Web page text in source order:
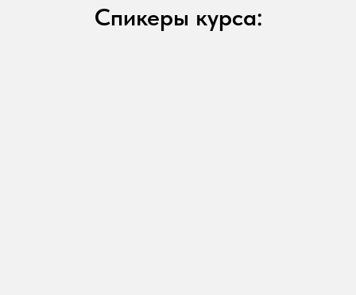
Спикеры курса: